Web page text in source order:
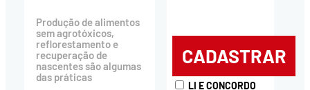
Produção de alimentos
sem agrotóxicos,
reflorestamento e
recuperação de
nascentes são algumas
das práticas
LI E CONCORDO